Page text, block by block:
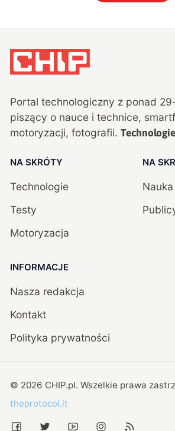
Portal technologiczny z ponad 29
piszący o nauce i technice,
motoryzacji, fotografii.
NA SKRÓTY
Technologie
Testy
Motoryzacja
NA
Nauka
INFORMACJE
Nasza redakcja
Kontakt
Polityka prywatności
© 2026 CHIP.pl. Wszelkie prawa
theprotocol.it